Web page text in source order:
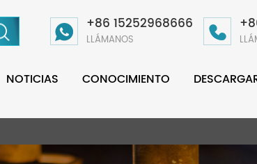
+86 15252968666
LLÁMANOS
NOTICIAS CONOCIMIENTO